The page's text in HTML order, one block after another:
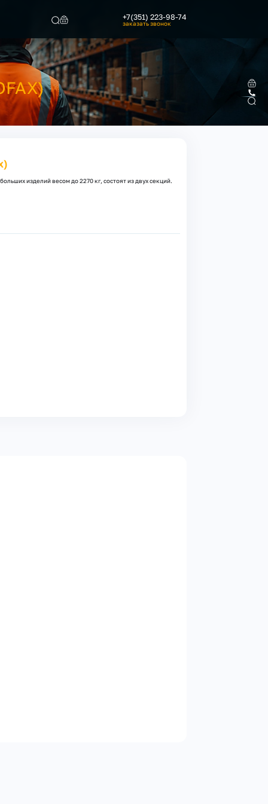
+7(351) 223-98-74
заказать звонок
изделий весом до 2270 кг, состоят из двух секций.